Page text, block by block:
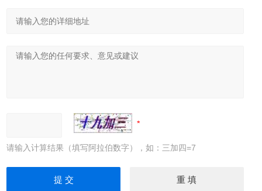
请输入计算结果（填写阿拉伯数字），如：三加四=7